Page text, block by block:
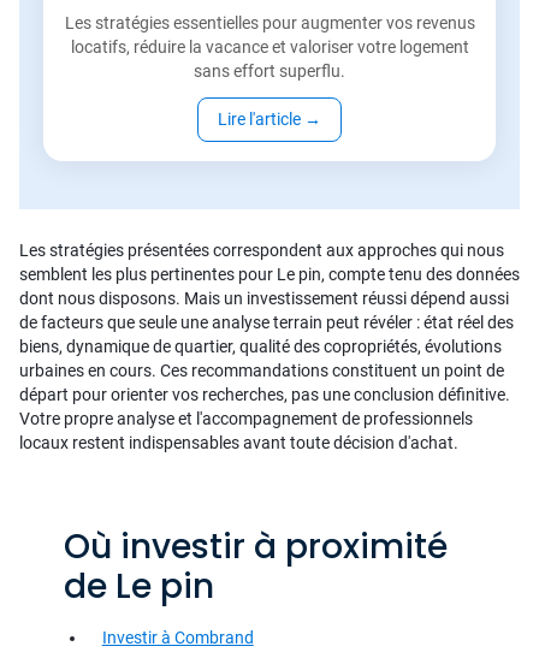
Les stratégies essentielles pour augmenter vos revenus
locatifs, réduire la vacance et valoriser votre logement
sans effort superflu.
Lire l'article →
Les stratégies présentées correspondent aux approches qui nous
semblent les plus pertinentes pour Le pin, compte tenu des données
dont nous disposons. Mais un investissement réussi dépend aussi
de facteurs que seule une analyse terrain peut révéler : état réel des
biens, dynamique de quartier, qualité des copropriétés, évolutions
urbaines en cours. Ces recommandations constituent un point de
départ pour orienter vos recherches, pas une conclusion définitive.
Votre propre analyse et l'accompagnement de professionnels
locaux restent indispensables avant toute décision d'achat.
Où investir à proximité
de Le pin
Investir à Combrand